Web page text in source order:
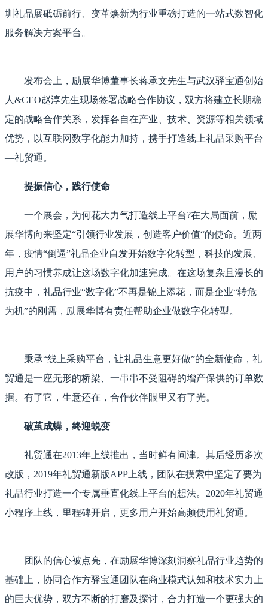
圳礼品展砥砺前行、变革焕新为行业重磅打造的一站式数智化
服务解决方案平台。
发布会上，励展华博董事长蒋承文先生与武汉驿宝通创始
人&CEO赵淳先生现场签署战略合作协议，双方将建立长期稳
定的战略合作关系，发挥各自在产业、技术、资源等相关领域
优势，以互联网数字化能力加持，携手打造线上礼品采购平台
—礼贸通。
提振信心，践行使命
一个展会，为何花大力气打造线上平台?在大局面前，励
展华博向来坚定“引领行业发展，创造客户价值“的使命。近两
年，疫情“倒逼”礼品企业自发开始数字化转型，科技的发展、
用户的习惯养成让这场数字化加速完成。在这场复杂且漫长的
抗疫中，礼品行业“数字化”不再是锦上添花，而是企业“转危
为机”的刚需，励展华博有责任帮助企业做数字化转型。
秉承“线上采购平台，让礼品生意更好做”的全新使命，礼
贸通是一座无形的桥梁、一串串不受阻碍的增产保供的订单数
据。有了它，生意还在，合作伙伴眼里又有了光。
破茧成蝶，终迎蜕变
礼贸通在2013年上线推出，当时鲜有问津。其后经历多次
改版，2019年礼贸通新版APP上线，团队在摸索中坚定了要为
礼品行业打造一个专属垂直化线上平台的想法。2020年礼贸通
小程序上线，里程碑开启，更多用户开始高频使用礼贸通。
团队的信心被点亮，在励展华博深刻洞察礼品行业趋势的
基础上，协同合作方驿宝通团队在商业模式认知和技术实力上
的巨大优势，双方不断的打磨及探讨，合力打造一个更强大的